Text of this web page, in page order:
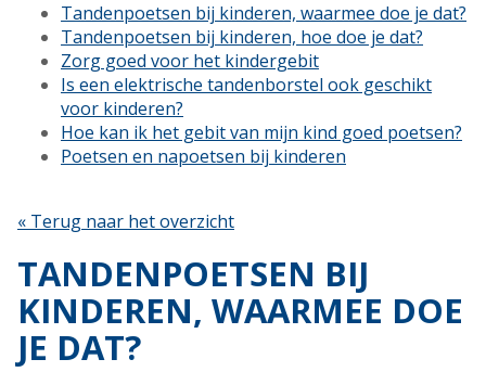
Tandenpoetsen bij kinderen, waarmee doe je dat?
Tandenpoetsen bij kinderen, hoe doe je dat?
Zorg goed voor het kindergebit
Is een elektrische tandenborstel ook geschikt
voor kinderen?
Hoe kan ik het gebit van mijn kind goed poetsen?
Poetsen en napoetsen bij kinderen
« Terug naar het overzicht
TANDENPOETSEN BIJ
KINDEREN, WAARMEE DOE
JE DAT?